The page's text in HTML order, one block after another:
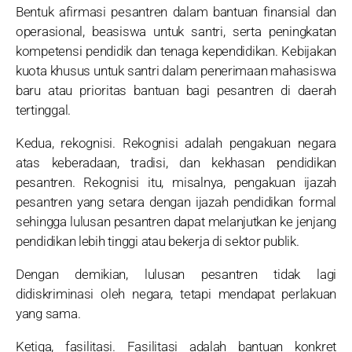
Bentuk afirmasi pesantren dalam bantuan finansial dan
operasional, beasiswa untuk santri, serta peningkatan
kompetensi pendidik dan tenaga kependidikan. Kebijakan
kuota khusus untuk santri dalam penerimaan mahasiswa
baru atau prioritas bantuan bagi pesantren di daerah
tertinggal.
Kedua, rekognisi. Rekognisi adalah pengakuan negara
atas keberadaan, tradisi, dan kekhasan pendidikan
pesantren. Rekognisi itu, misalnya, pengakuan ijazah
pesantren yang setara dengan ijazah pendidikan formal
sehingga lulusan pesantren dapat melanjutkan ke jenjang
pendidikan lebih tinggi atau bekerja di sektor publik.
Dengan demikian, lulusan pesantren tidak lagi
didiskriminasi oleh negara, tetapi mendapat perlakuan
yang sama.
Ketiga, fasilitasi. Fasilitasi adalah bantuan konkret